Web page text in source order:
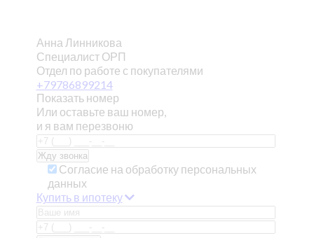
Анна Линникова
Специалист ОРП
Отдел по работе с покупателями
+79786899214
Показать номер
Или оставьте ваш номер,
и я вам перезвоню
Согласие на обработку персональных
данных
Купить в ипотеку